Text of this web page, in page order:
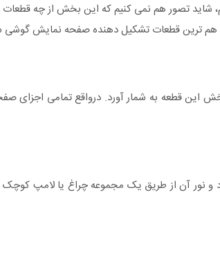
شاید تصور هم نمی کنیم که این بخش از چه
هم ترین قطعات تشکیل دهنده صفحه نمایش گوشی
این قطعه به شمار آورد. درواقع تمامی اجزای
و نور آن از طریق یک مجموعه چراغ یا لامپ